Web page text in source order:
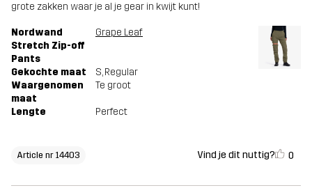
grote zakken waar je al je gear in kwijt kunt!
Nordwand
Stretch Zip-off
Pants
Grape Leaf
Gekochte maat S, Regular
Waargenomen
maat
Te groot
Lengte Perfect
Article nr 14403 Vind je dit nuttig? 0